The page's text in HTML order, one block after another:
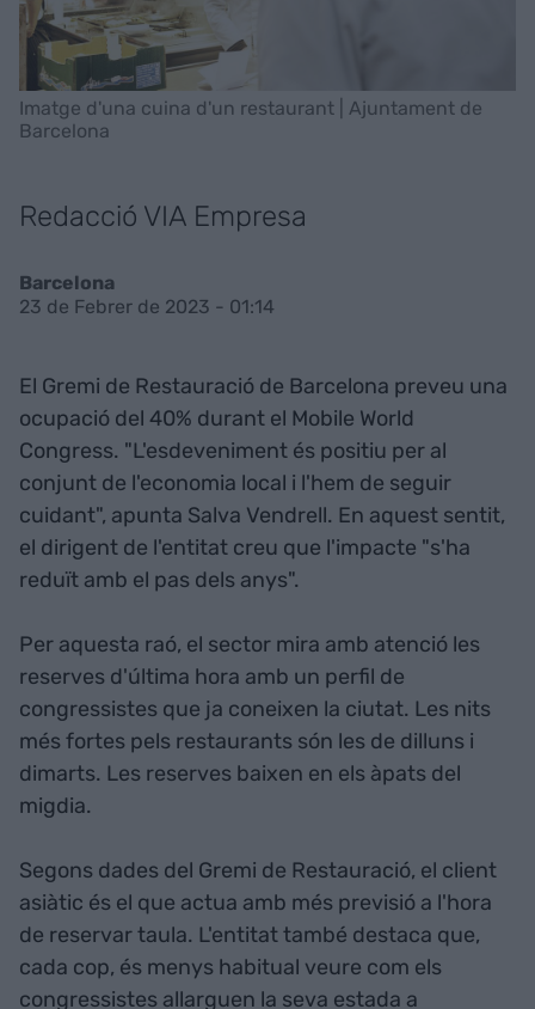
Imatge d'una cuina d'un restaurant | Ajuntament de
Barcelona
Redacció VIA Empresa
Barcelona
23 de Febrer de 2023 - 01:14
El Gremi de Restauració de Barcelona preveu una
ocupació del 40% durant el Mobile World
Congress. "L'esdeveniment és positiu per al
conjunt de l'economia local i l'hem de seguir
cuidant", apunta Salva Vendrell. En aquest sentit,
el dirigent de l'entitat creu que l'impacte "s'ha
reduït amb el pas dels anys".
Per aquesta raó, el sector mira amb atenció les
reserves d'última hora amb un perfil de
congressistes que ja coneixen la ciutat. Les nits
més fortes pels restaurants són les de dilluns i
dimarts. Les reserves baixen en els àpats del
migdia.
Segons dades del Gremi de Restauració, el client
asiàtic és el que actua amb més previsió a l'hora
de reservar taula. L'entitat també destaca que,
cada cop, és menys habitual veure com els
congressistes allarguen la seva estada a